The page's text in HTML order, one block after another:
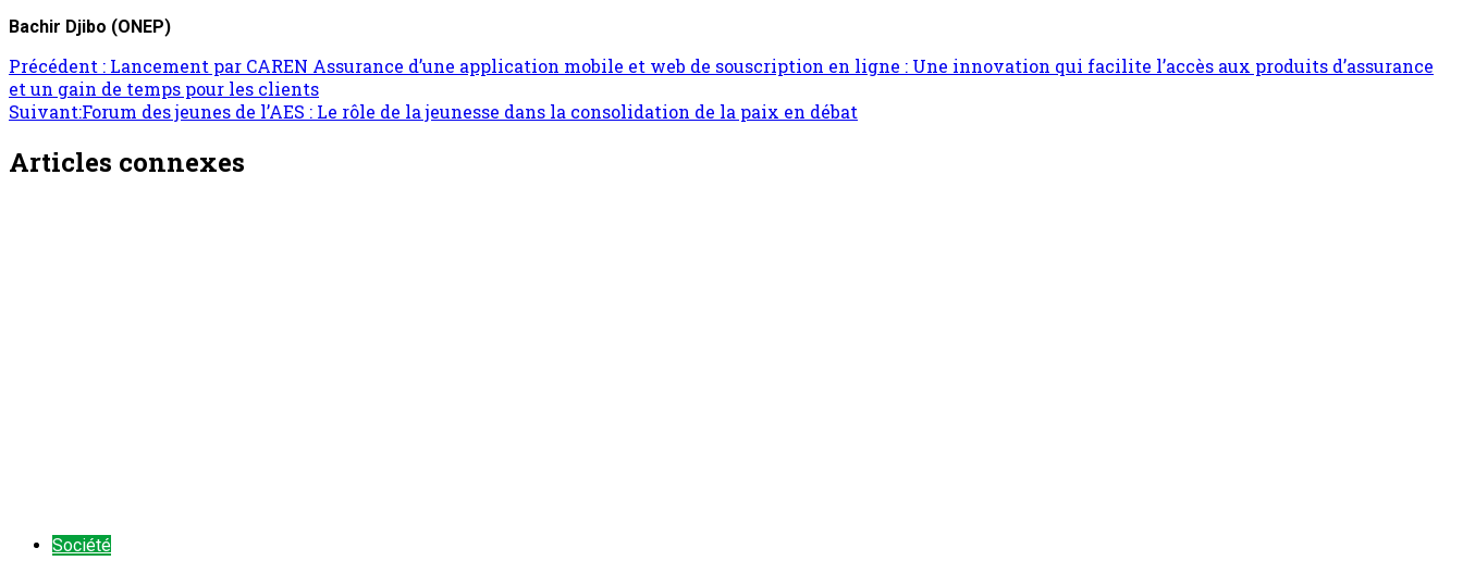
Bachir Djibo (ONEP)
Précédent : Lancement par CAREN Assurance d’une application mobile et web de souscription en ligne : Une innovation qui facilite l’accès aux produits d’assurance
et un gain de temps pour les clients
Suivant:Forum des jeunes de l’AES : Le rôle de la jeunesse dans la consolidation de la paix en débat
Articles connexes
Société